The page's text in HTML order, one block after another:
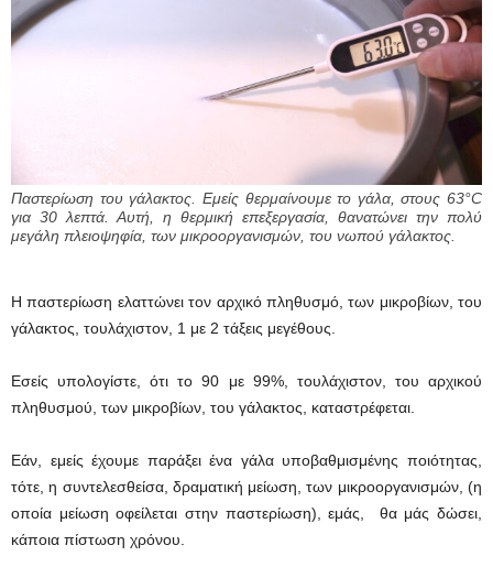
Παστερίωση του γάλακτος. Εμείς θερμαίνουμε το γάλα, στους 63°C
για 30 λεπτά. Αυτή, η θερμική επεξεργασία, θανατώνει την πολύ
μεγάλη πλειοψηφία, των μικροοργανισμών, του νωπού γάλακτος.
Η παστερίωση ελαττώνει τον αρχικό πληθυσμό, των μικροβίων, του
γάλακτος, τουλάχιστον, 1 με 2 τάξεις μεγέθους.
Εσείς υπολογίστε, ότι το 90 με 99%, τουλάχιστον, του αρχικού
πληθυσμού, των μικροβίων, του γάλακτος, καταστρέφεται.
Εάν, εμείς έχουμε παράξει ένα γάλα υποβαθμισμένης ποιότητας,
τότε, η συντελεσθείσα, δραματική μείωση, των μικροοργανισμών, (η
οποία μείωση οφείλεται στην παστερίωση), εμάς, θα μάς δώσει,
κάποια πίστωση χρόνου.